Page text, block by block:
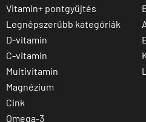
Vitamin+ pontgyűjtés
Legnépszerűbb kategóriák
D-vitamin
C-vitamin
Multivitamin
Magnézium
Cink
Omega-3